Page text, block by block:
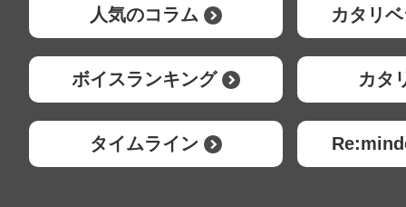
人気のコラム カタリ
ボイスランキング カタ
タイムライン